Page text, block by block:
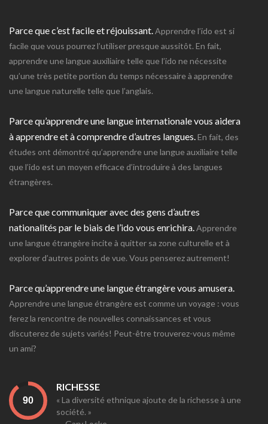
Parce que c’est facile et réjouissant.Apprendre l’ido est si
facile que vous pourrez l’utiliser presque aussitôt. En fait,
apprendre une langue auxiliaire telle que l’ido ne nécessite
qu’une très petite portion du temps nécessaire à apprendre
une langue naturelle telle que l’anglais.
Parce qu’apprendre une langue internationale vous aidera
à apprendre et à comprendre d’autres langues.En fait, des
études ont démontré qu’apprendre une langue auxiliaire telle
que l’ido est un moyen efficace d’introduire à des langues
étrangères.
Parce que communiquer avec des gens d’autres
nationalités par le biais de l’ido vous enrichira.Apprendre
une langue étrangère incite à quitter sa zone culturelle et à
explorer d’autres points de vue. Vous penserez autrement!
Parce qu’apprendre une langue étrangère vous amusera.
Apprendre une langue étrangère est comme un voyage : vous
ferez la rencontre de nouvelles connaissances et vous
discuterez de sujets variés! Peut-être trouverez-vous même
un ami?
RICHESSE
« La diversité ethnique ajoute de la richesse à une
société. »